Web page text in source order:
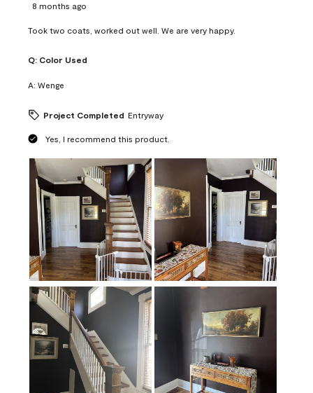
8 months ago
Took two coats, worked out well. We are very happy.
Q: Color Used
A: Wenge
Project Completed Entryway
Yes, I recommend this product.